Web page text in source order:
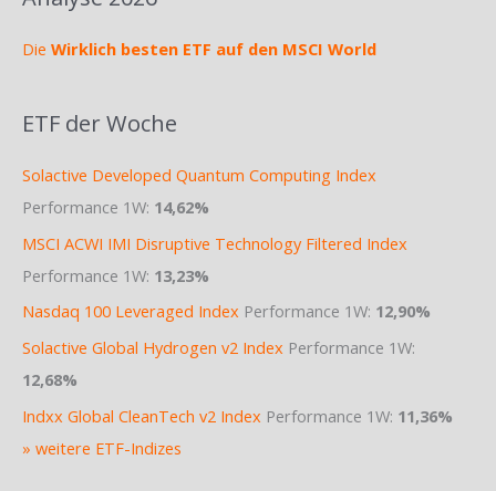
Die Wirklich besten ETF auf den MSCI World
ETF der Woche
Solactive Developed Quantum Computing Index
Performance 1W: 14,62%
MSCI ACWI IMI Disruptive Technology Filtered Index
Performance 1W: 13,23%
Nasdaq 100 Leveraged Index Performance 1W: 12,90%
Solactive Global Hydrogen v2 Index Performance 1W:
12,68%
Indxx Global CleanTech v2 Index Performance 1W: 11,36%
» weitere ETF-Indizes